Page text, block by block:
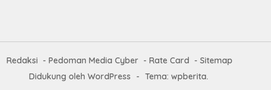
Redaksi Pedoman Media Cyber Rate Card
Sitemap
Didukung oleh WordPress
- Tema: wpberita.